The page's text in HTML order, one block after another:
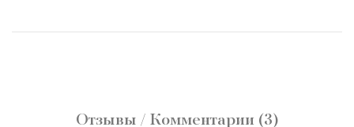
Отзывы / Комментарии (3)